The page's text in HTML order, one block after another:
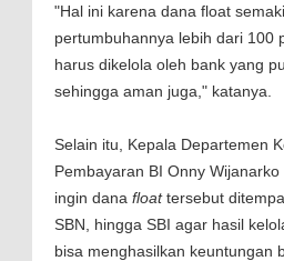
"Hal ini karena dana float
pertumbuhannya lebih dari 100
harus dikelola oleh bank yang
sehingga aman juga," katanya.
Selain itu, Kepala Departemen
Pembayaran BI Onny
ingin dana floattersebut
SBN, hingga SBI agar hasil
bisa menghasilkan keuntungan